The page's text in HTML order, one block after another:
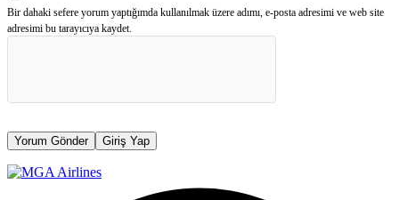
Bir dahaki sefere yorum yaptığımda kullanılmak üzere adımı, e-posta adresimi ve web site
adresimi bu tarayıcıya kaydet.
Yorum Gönder Giriş Yap